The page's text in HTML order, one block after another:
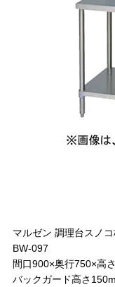
マルゼン 調理台スノ
BW-097
間口900×奥行750×高
バックガード高さ